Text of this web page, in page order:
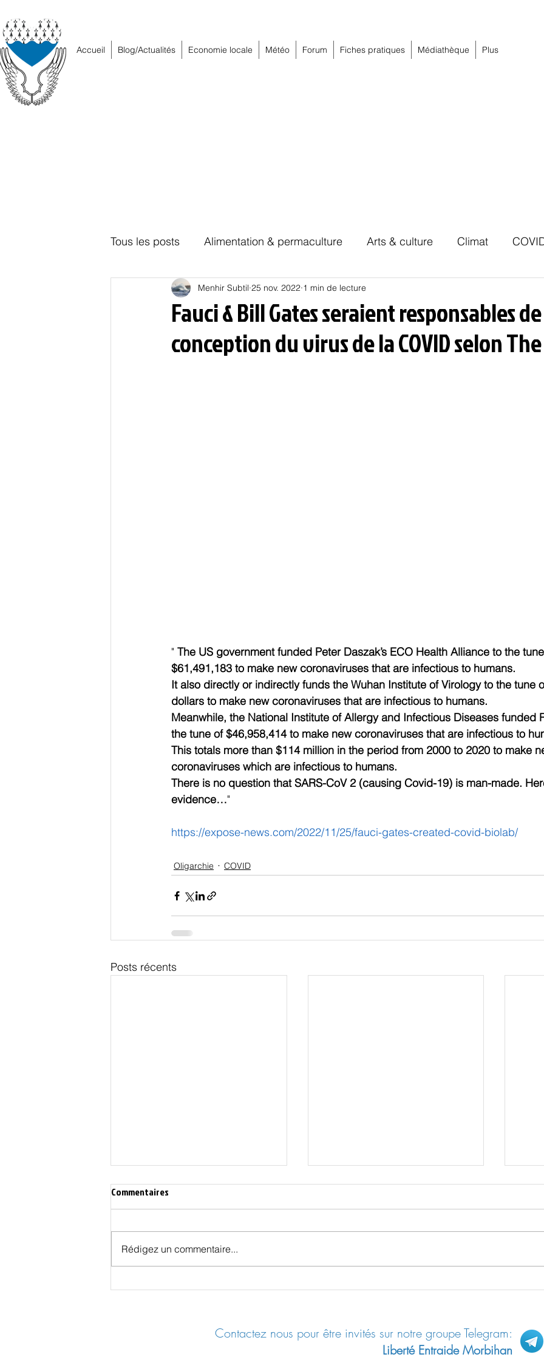
Accueil Blog/Actualités Economie locale Météo Forum Fiches pratiques Médiathèque Plus
Tous les posts Alimentation & permaculture Arts & culture Climat
Education Energies Habitat Hors piste
Oligarchie Politique Psychologie Résilience Santé
Fauci & Bill Gates seraient responsables
conception du virus de la COVID selon
Menhir Subtil 25 nov. 2022 1 min de lecture
" The US government funded Peter Daszak’s ECO Health Alliance to the
$61,491,183 to make new coronaviruses that are infectious to humans.
It also directly or indirectly funds the Wuhan Institute of Virology to the tune
dollars to make new coronaviruses that are infectious to humans.
Meanwhile, the National Institute of Allergy and Infectious Diseases funded
the tune of $46,958,414 to make new coronaviruses that are infectious to
This totals more than $114 million in the period from 2000 to 2020 to make
coronaviruses which are infectious to humans.
There is no question that SARS-CoV 2 (causing Covid-19) is man-made.
evidence…"
https://expose-news.com/2022/11/25/fauci-gates-created-covid-biolab/
Oligarchie COVID
Posts récents
L’Union Européenne du traité de
Les
Commentaires
Rédigez un commentaire...
Contactez nous pour être invités sur notre groupe Telegram:
Liberté Entraide Morbihan